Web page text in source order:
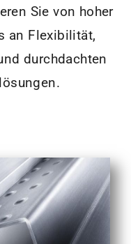
Sie von hoher
an Flexibilität,
durchdachten